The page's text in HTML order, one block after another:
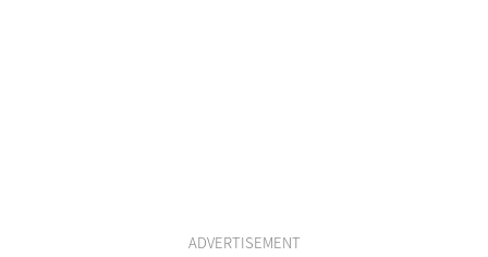
ADVERTISEMENT